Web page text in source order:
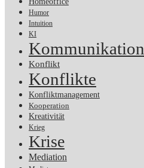
Humor
Intuition
KI
Kommunikation
Konflikt
Konflikte
Konfliktmanagement
Kooperation
Kreativität
Krieg
Krise
Mediation